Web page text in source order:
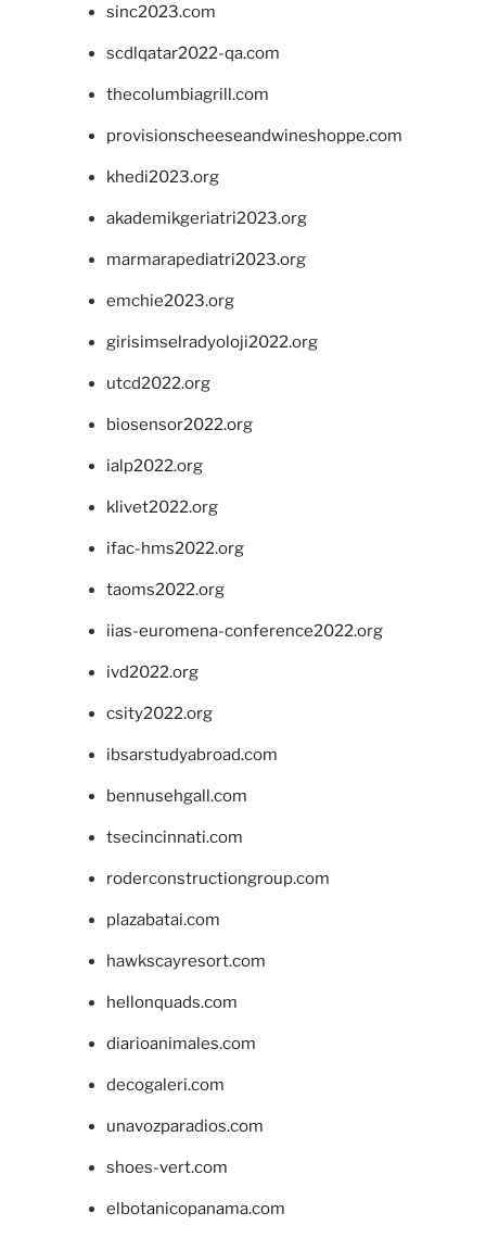
sinc2023.com
scdlqatar2022-qa.com
thecolumbiagrill.com
provisionscheeseandwineshoppe.com
khedi2023.org
akademikgeriatri2023.org
marmarapediatri2023.org
emchie2023.org
girisimselradyoloji2022.org
utcd2022.org
biosensor2022.org
ialp2022.org
klivet2022.org
ifac-hms2022.org
taoms2022.org
iias-euromena-conference2022.org
ivd2022.org
csity2022.org
ibsarstudyabroad.com
bennusehgall.com
tsecincinnati.com
roderconstructiongroup.com
plazabatai.com
hawkscayresort.com
hellonquads.com
diarioanimales.com
decogaleri.com
unavozparadios.com
shoes-vert.com
elbotanicopanama.com